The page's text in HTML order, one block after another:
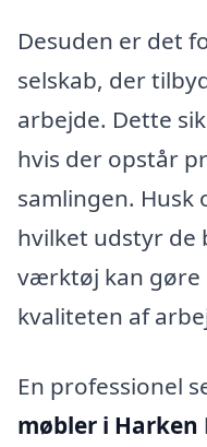
Desuden er det
selskab, der
arbejde. Dette
hvis der opstår
samlingen. Husk
hvilket udstyr de
værktøj kan gøre
kvaliteten af
En professionel
møbler i Harken